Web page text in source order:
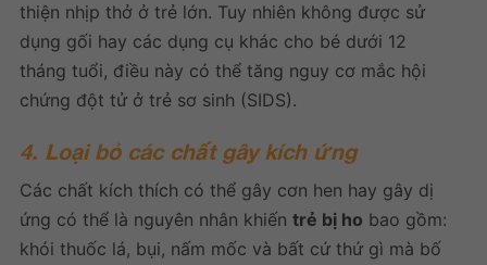
thiện nhịp thở ở trẻ lớn. Tuy nhiên không được sử
dụng gối hay các dụng cụ khác cho bé dưới 12
tháng tuổi, điều này có thể tăng nguy cơ mắc hội
chứng đột tử ở trẻ sơ sinh (SIDS).
4. Loại bỏ các chất gây kích ứng
Các chất kích thích có thể gây cơn hen hay gây dị
ứng có thể là nguyên nhân khiến trẻ bị ho bao gồm:
khói thuốc lá, bụi, nấm mốc và bất cứ thứ gì mà bố